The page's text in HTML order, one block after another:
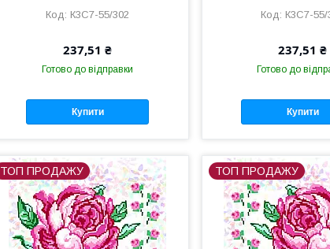
К3С7-55/302
237,51 ₴
Готово до відправки
Купити
К3С7-55/
237,51 ₴
Готово до
Купити
ТОП ПРОДАЖУ ТОП ПРОДАЖУ